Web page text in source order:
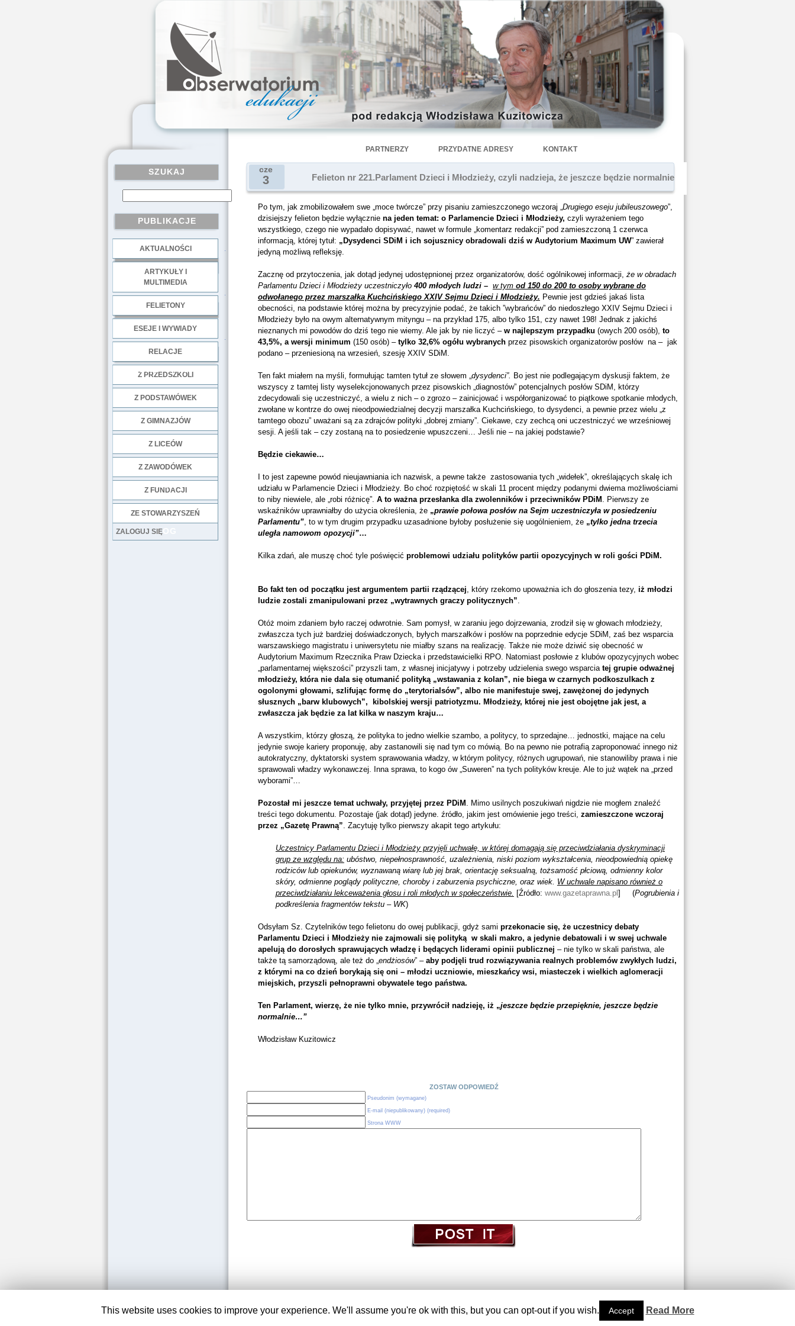
PARTNERZY PRZYDATNE ADRESY KONTAKT
SZUKAJ
PUBLIKACJE
AKTUALNOŚCI
ARTYKUŁY I
MULTIMEDIA
FELIETONY
ESEJE I WYWIADY
RELACJE
Z PRZEDSZKOLI
Z PODSTAWÓWEK
Z GIMNAZJÓW
Z LICEÓW
Z ZAWODÓWEK
Z FUNDACJI
ZE STOWARZYSZEŃ
LOG
ZALOGUJ SIĘ
cze
3 Felieton nr 221.Parlament Dzieci i Młodzieży, czyli nadzieja, że jeszcze będzie normalnie
Po tym, jak zmobilizowałem swe „moce twórcze” przy pisaniu zamieszczonego wczoraj „Drugiego eseju jubileuszowego”,
dzisiejszy felieton będzie wyłącznie na jeden temat: o Parlamencie Dzieci i Młodzieży, czyli wyrażeniem tego
wszystkiego, czego nie wypadało dopisywać, nawet w formule „komentarz redakcji” pod zamieszczoną 1 czerwca
informacją, której tytuł: „ Dysydenci SDiM i ich sojusznicy obradowali dziś w Audytorium Maximum UW” zawierał
jedyną możliwą refleksję.
Zacznę od przytoczenia, jak dotąd jedynej udostępnionej przez organizatorów, dość ogólnikowej informacji, że w obradach
Parlamentu Dzieci i Młodzieży uczestniczyło 400 młodych ludzi– w tym od 150 do 200 to osobywybrane do
odwołanego przez marszałka Kuchcińskiego XXIV Sejmu Dzieci i Młodzieży. Pewnie jest gdzieś jakaś lista
obecności, na podstawie której można by precyzyjnie podać, że takich ”wybrańców” do niedoszłego XXIV Sejmu Dzieci i
Młodzieży było na owym alternatywnym mityngu – na przykład 175, albo tylko 151, czy nawet 198! Jednak z jakichś
nieznanych mi powodów do dziś tego nie wiemy. Ale jak by nie liczyć – w najlepszym przypadku (owych 200 osób), to
43,5%, a wersji minimum (150 osób) – tylko 32,6% ogółu wybranychprzez pisowskich organizatorów posłów na – jak
podano – przeniesioną na wrzesień, szesję XXIV SDiM.
Ten fakt miałem na myśli, formułując tamten tytuł ze słowem „dysydenci”. Bo jest nie podlegającym dyskusji faktem, że
wszyscy z tamtej listy wyselekcjonowanych przez pisowskich „diagnostów” potencjalnych posłów SDiM, którzy
zdecydowali się uczestniczyć, a wielu z nich – o zgrozo – zainicjować i współorganizować to piątkowe spotkanie młodych,
zwołane w kontrze do owej nieodpowiedzialnej decyzji marszałka Kuchcińskiego, to dysydenci, a pewnie przez wielu „z
tamtego obozu” uważani są za zdrajców polityki „dobrej zmiany”. Ciekawe, czy zechcą oni uczestniczyć we wrześniowej
sesji. A jeśli tak – czy zostaną na to posiedzenie wpuszczeni… Jeśli nie – na jakiej podstawie?
Będzie ciekawie…
I to jest zapewne powód nieujawniania ich nazwisk, a pewne także zastosowania tych „widełek”, określających skalę ich
udziału w Parlamencie Dzieci i Młodzieży. Bo choć rozpiętość w skali 11 procent między podanymi dwiema możliwościami
to niby niewiele, ale „robi różnicę”. A to ważna przesłanka dla zwolenników i przeciwników PDiM . Pierwszy ze
wskaźników uprawniałby do użycia określenia, że„prawie połowa posłów na Sejm uczestniczyła w posiedzeniu
Parlamentu”, to w tym drugim przypadku uzasadnione byłoby posłużenie się uogólnieniem, że „tylko jedna trzecia
uległa namowom opozycji”…
Kilka zdań, ale muszę choć tyle poświęcić problemowi udziału polityków partii opozycyjnych w roli gości PDiM.
Bo fakt ten od początku jest argumentem partii rządzącej, który rzekomo upoważnia ich do głoszenia tezy, iż młodzi
ludzie zostali zmanipulowani przez „wytrawnych graczy politycznych”.
Otóż moim zdaniem było raczej odwrotnie. Sam pomysł, w zaraniu jego dojrzewania, zrodził się w głowach młodzieży,
zwłaszcza tych już bardziej doświadczonych, byłych marszałków i posłów na poprzednie edycje SDiM, zaś bez wsparcia
warszawskiego magistratu i uniwersytetu nie miałby szans na realizację. Także nie może dziwić się obecność w
Audytorium Maximum Rzecznika Praw Dziecka i przedstawicielki RPO. Natomiast posłowie z klubów opozycyjnych wobec
„parlamentarnej większości” przyszli tam, z własnej inicjatywy i potrzeby udzielenia swego wsparcia tej grupie odważnej
młodzieży, która nie dala się otumanić polityką „wstawania z kolan”, nie biega w czarnych podkoszulkach z
ogolonymi głowami, szlifując formę do „terytorialsów”, albo nie manifestuje swej, zawężonej do jedynych
słusznych „barw klubowych”, kibolskiej wersji patriotyzmu. Młodzieży, której nie jest obojętne jak jest, a
zwłaszcza jak będzie za lat kilka w naszym kraju…
A wszystkim, którzy głoszą, że polityka to jedno wielkie szambo, a politycy, to sprzedajne… jednostki, mające na celu
jedynie swoje kariery proponuję, aby zastanowili się nad tym co mówią. Bo na pewno nie potrafią zaproponować innego niż
autokratyczny, dyktatorski system sprawowania władzy, w którym politycy, różnych ugrupowań, nie stanowiliby prawa i nie
sprawowali władzy wykonawczej. Inna sprawa, to kogo ów „Suweren” na tych polityków kreuje. Ale to już wątek na „przed
wyborami”…
Pozostał mi jeszcze temat uchwały, przyjętej przez PDiM . Mimo usilnych poszukiwań nigdzie nie mogłem znaleźć
treści tego dokumentu. Pozostaje (jak dotąd) jedyne. źródło, jakim jest omówienie jego treści, zamieszczone wczoraj
przez „Gazetę Prawną”. Zacytuję tylko pierwszy akapit tego artykułu:
Uczestnicy Parlamentu Dzieci i Młodzieży przyjęli uchwałę, w której domagają się przeciwdziałania dyskryminacji
grup ze względu na: ubóstwo, niepełnosprawność, uzależnienia, niski poziom wykształcenia, nieodpowiednią opiekę
rodziców lub opiekunów, wyznawaną wiarę lub jej brak, orientację seksualną, tożsamość płciową, odmienny kolor
skóry, odmienne poglądy polityczne, choroby i zaburzenia psychiczne, oraz wiek. W uchwale napisano również o
przeciwdziałaniu lekceważenia głosu i roli młodych w społeczeństwie. [Źródło: www.gazetaprawna.pl ] (Pogrubienia i
podkreślenia fragmentów tekstu – WK)
Odsyłam Sz. Czytelników tego felietonu do owej publikacji, gdyż sami przekonacie się, że uczestnicy debaty
Parlamentu Dzieci i Młodzieży nie zajmowali się polityką w skali makro, a jedynie debatowali i w swej uchwale
apelują do dorosłych sprawujących władzę i będących liderami opinii publicznej – nie tylko w skali państwa, ale
także tą samorządową, ale też do „endżiosów” – aby podjęli trud rozwiązywania realnych problemów zwykłych ludzi,
z którymi na co dzień borykają się oni – młodzi uczniowie, mieszkańcy wsi, miasteczek i wielkich aglomeracji
miejskich, przyszli pełnoprawni obywatele tego państwa.
Ten Parlament, wierzę, że nie tylko mnie, przywrócił nadzieję, iż „jeszcze będzie przepięknie, jeszcze będzie
normalnie…”
Włodzisław Kuzitowicz
ZOSTAW ODPOWIEDŹ
Pseudonim (wymagane)
E-mail (niepublikowany) (required)
Strona WWW
Wordpress themes created byAwAdOn
This website uses cookies to improve your experience. We'll assume you're ok with this, but you can opt-out if you wish. Accept Read More